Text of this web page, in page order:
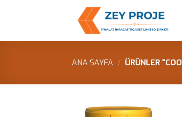
ANA SAYFA / ÜRÜNLER